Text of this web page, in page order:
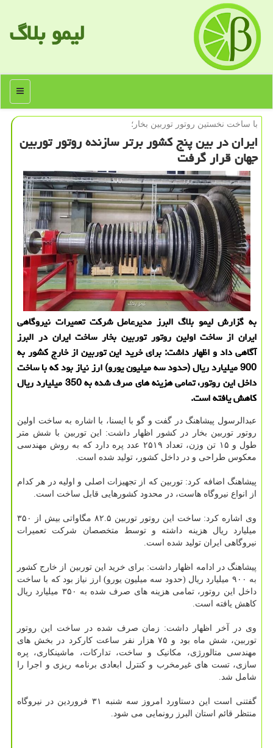
لیمو بلاگ
منو
با ساخت نخستین روتور توربین بخار؛
ایران در بین پنج كشور برتر سازنده روتور توربین
جهان قرار گرفت
به گزارش لیمو بلاگ البرز مدیرعامل شرکت تعمیرات نیروگاهی
ایران از ساخت اولین روتور توربین بخار ساخت ایران در البرز
آگاهی داد و اظهار داشت: برای خرید این توربین از خارج کشور به
900 میلیارد ریال (حدود سه میلیون یورو) ارز نیاز بود که با ساخت
داخل این روتور، تمامی هزینه های صرف شده به 350 میلیارد ریال
کاهش یافته است.
عبدالرسول پیشاهنگ در گفت و گو با ایسنا، با اشاره به ساخت اولین
روتور توربین بخار در کشور اظهار داشت: این توربین با شش متر
طول و ۱۵ تن وزن، تعداد ۲۵۱۹ عدد پره دارد که به روش مهندسی
معکوس طراحی و در داخل کشور، تولید شده است.
پیشاهنگ اضافه کرد: توربین که از تجهیزات اصلی و اولیه در هر کدام
از انواع نیروگاه هاست، در محدود کشورهایی قابل ساخت است.
وی اشاره کرد: ساخت این روتور توربین ۸۲.۵ مگاواتی بیش از ۳۵۰
میلیارد ریال هزینه داشته و توسط متخصصان شرکت تعمیرات
نیروگاهی ایران تولید شده است.
پیشاهنگ در ادامه اظهار داشت: برای خرید این توربین از خارج کشور
به ۹۰۰ میلیارد ریال (حدود سه میلیون یورو) ارز نیاز بود که با ساخت
داخل این روتور، تمامی هزینه های صرف شده به ۳۵۰ میلیارد ریال
کاهش یافته است.
وی در آخر اظهار داشت: زمان صرف شده در ساخت این روتور
توربین، شش ماه بود و ۷۵ هزار نفر ساعت کارکرد در بخش های
مهندسی متالورژی، مکانیک و ساخت، تدارکات، ماشینکاری، پره
سازی، تست های غیرمخرب و کنترل ابعادی برنامه ریزی و اجرا را
شامل شد.
گفتنی است این دستاورد امروز سه شنبه ۳۱ فروردین در نیروگاه
منتظر قائم استان البرز رونمایی می شود.